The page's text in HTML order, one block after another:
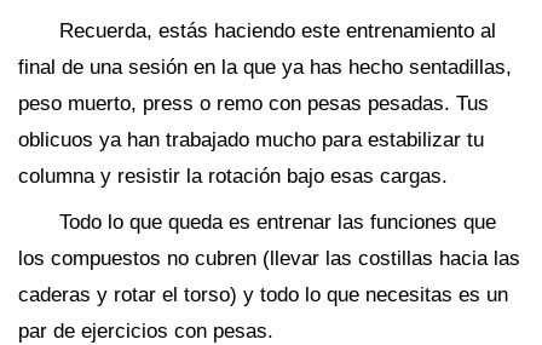
Recuerda, estás haciendo este entrenamiento al
final de una sesión en la que ya has hecho sentadillas,
peso muerto, press o remo con pesas pesadas. Tus
oblicuos ya han trabajado mucho para estabilizar tu
columna y resistir la rotación bajo esas cargas.
Todo lo que queda es entrenar las funciones que
los compuestos no cubren (llevar las costillas hacia las
caderas y rotar el torso) y todo lo que necesitas es un
par de ejercicios con pesas.